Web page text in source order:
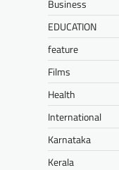
Business
EDUCATION
feature
Films
Health
International
Karnataka
Kerala